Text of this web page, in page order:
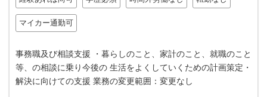
マイカー通勤可
事務職及び相談支援 ・暮らしのこと、家計のこと、就職のこと
等、の相談に乗り今後の 生活をよくしていくための計画策定・
解決に向けての支援 業務の変更範囲：変更なし